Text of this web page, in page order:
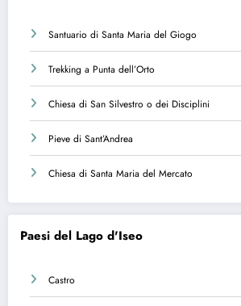
Santuario di Santa Maria del Giogo
Trekking a Punta dell’Orto
Chiesa di San Silvestro o dei Disciplini
Pieve di Sant’Andrea
Chiesa di Santa Maria del Mercato
Paesi del Lago d'Iseo
Castro